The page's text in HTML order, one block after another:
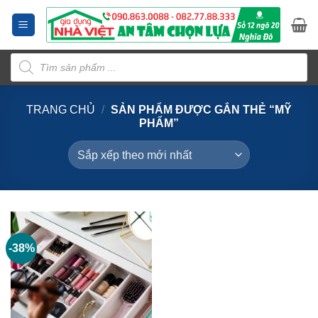
dung
Tìm
kiếm
sản
phẩm
TRANG CHỦ / SẢN PHẨM ĐƯỢC GẮN THẺ “MỸ
PHẨM”
-38%